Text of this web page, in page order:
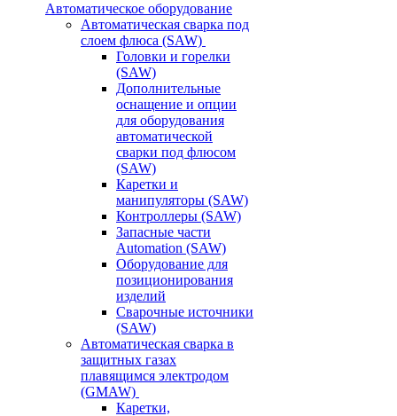
Автоматическое оборудование
Автоматическая сварка под
слоем флюса (SAW)
Головки и горелки
(SAW)
Дополнительные
оснащение и опции
для оборудования
автоматической
сварки под флюсом
(SAW)
Каретки и
манипуляторы (SAW)
Контроллеры (SAW)
Запасные части
Automation (SAW)
Оборудование для
позиционирования
изделий
Сварочные источники
(SAW)
Автоматическая сварка в
защитных газах
плавящимся электродом
(GMAW)
Каретки,